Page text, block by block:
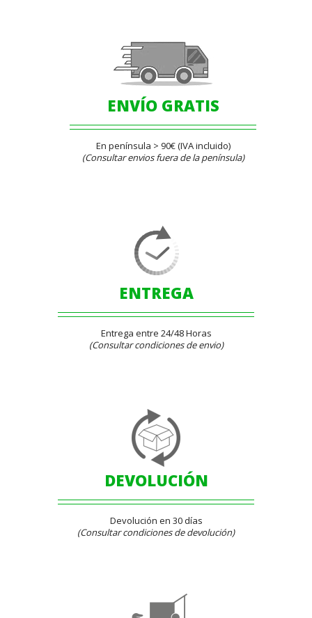
ENVÍO GRATIS
En península > 90€ (IVA incluido)
(Consultar envios fuera de la península)
ENTREGA
Entrega entre 24/48 Horas
(Consultar condiciones de envio)
DEVOLUCIÓN
Devolución en 30 días
(Consultar condiciones de devolución)